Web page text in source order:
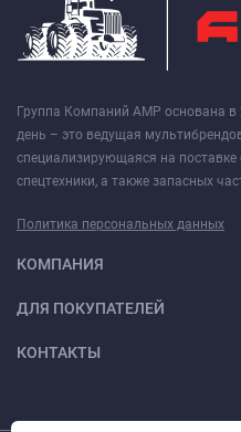
Группа Компаний АМР основана в
день – это ведущая
специализирующаяся на поставке
спецтехники, а также запасных
Политика персональных данных
КОМПАНИЯ
ДЛЯ ПОКУПАТЕЛЕЙ
КОНТАКТЫ